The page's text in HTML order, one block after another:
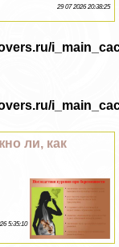
29 07 2026 20:38:25
ли, как
5:35:10